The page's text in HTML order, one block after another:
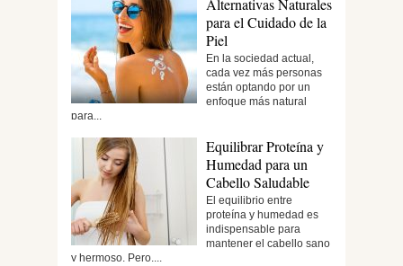
Alternativas Naturales
para el Cuidado de la
Piel
En la sociedad actual,
cada vez más personas
están optando por un
enfoque más natural
para...
Equilibrar Proteína y
Humedad para un
Cabello Saludable
El equilibrio entre
proteína y humedad es
indispensable para
mantener el cabello sano
y hermoso. Pero,...